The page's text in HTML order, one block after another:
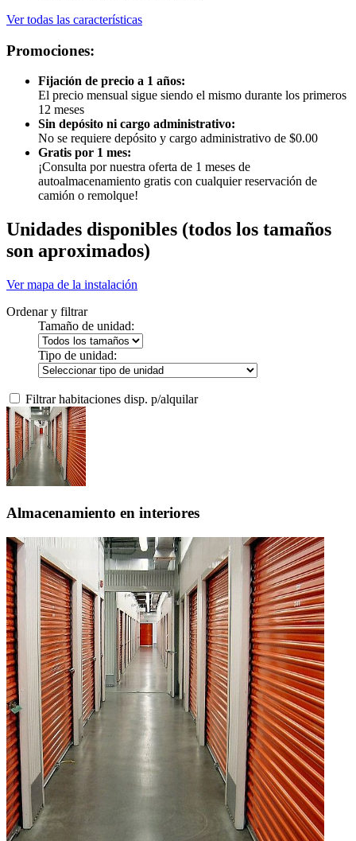
Ver todas las características
Promociones:
Fijación de precio a 1 años:
El precio mensual sigue siendo el mismo durante los primeros
12 meses
Sin depósito ni cargo administrativo:
No se requiere depósito y cargo administrativo de $0.00
Gratis por 1 mes:
¡Consulta por nuestra oferta de 1 meses de
autoalmacenamiento gratis con cualquier reservación de
camión o remolque!
Unidades disponibles (todos los tamaños
son aproximados)
Ver mapa de la instalación
Ordenar y filtrar
Tamaño de unidad:
Tipo de unidad:
Filtrar habitaciones disp. p/alquilar
Almacenamiento en interiores